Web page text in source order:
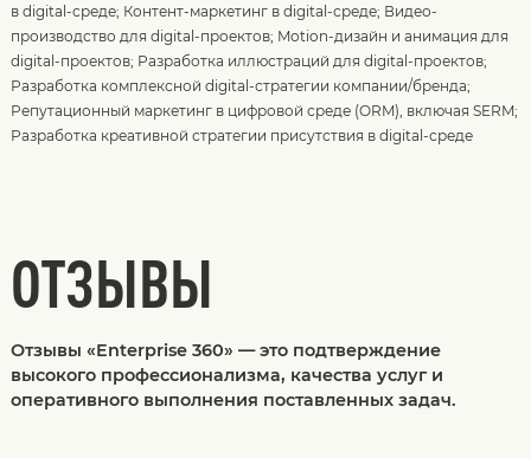
в digital-среде; Контент-маркетинг в digital-среде; Видео-
производство для digital-проектов; Motion-дизайн и анимация для
digital-проектов; Разработка иллюстраций для digital-проектов;
Разработка комплексной digital-стратегии компании/бренда;
Репутационный маркетинг в цифровой среде (ORM), включая SERM;
Разработка креативной стратегии присутствия в digital-среде
ОТЗЫВЫ
Отзывы «Enterprise 360» — это подтверждение
высокого профессионализма, качества услуг и
оперативного выполнения поставленных задач.